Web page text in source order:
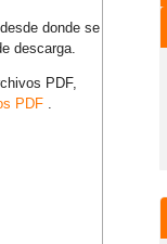
donde se
descarga.
PDF,
PDF .